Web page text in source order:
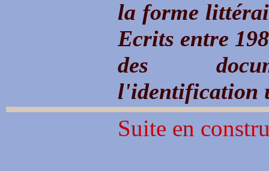
la forme
Ecrits entre
des
l'identification
Suite en